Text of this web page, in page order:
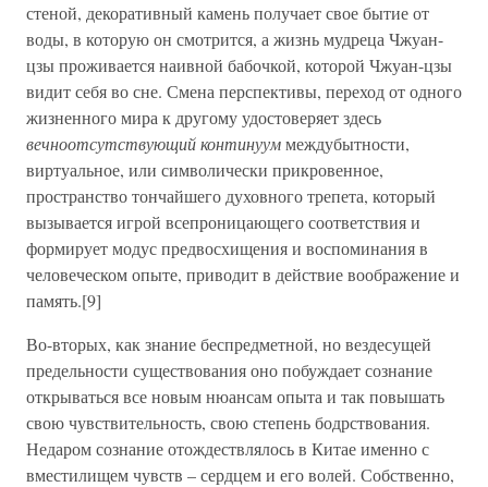
стеной, декоративный камень получает свое бытие от
воды, в которую он смотрится, а жизнь мудреца Чжуан-
цзы проживается наивной бабочкой, которой Чжуан-цзы
видит себя во сне. Смена перспективы, переход от одного
жизненного мира к другому удостоверяет здесь
вечноотсутствующий континууммеждубытности,
виртуальное, или символически прикровенное,
пространство тончайшего духовного трепета, который
вызывается игрой всепроницающего соответствия и
формирует модус предвосхищения и воспоминания в
человеческом опыте, приводит в действие воображение и
память.[9]
Во-вторых, как знание беспредметной, но вездесущей
предельности существования оно побуждает сознание
открываться все новым нюансам опыта и так повышать
свою чувствительность, свою степень бодрствования.
Недаром сознание отождествлялось в Китае именно с
вместилищем чувств – сердцем и его волей. Собственно,